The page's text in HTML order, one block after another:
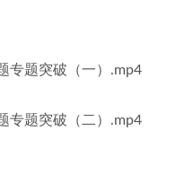
专题突破（一）.mp4
专题突破（二）.mp4